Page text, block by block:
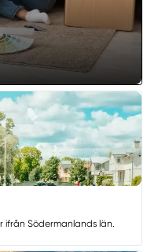
Södermanlands län.